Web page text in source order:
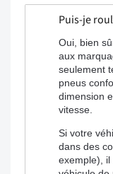
Puis-je
Oui, bien
aux
seulement
pneus
dimension
vitesse.
Si votre
dans des
exemple), il